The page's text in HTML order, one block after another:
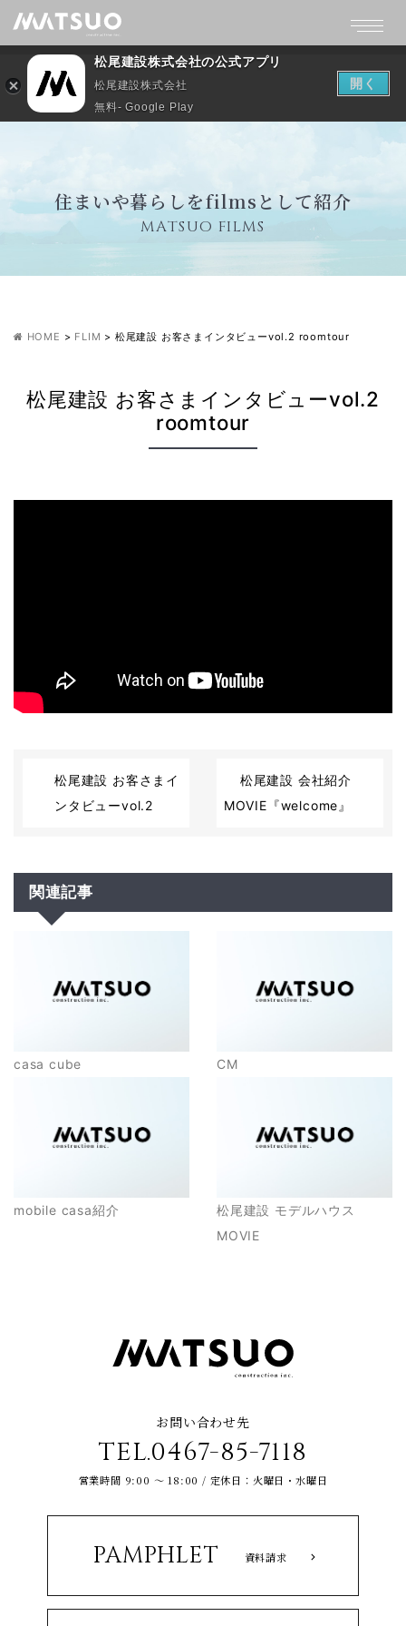
住まいや暮らしをfilmsとして紹介
MATSUO FILMS
HOME > FLIM > 松尾建設 お客さまインタビューvol.2 roomtour
松尾建設 お客さまインタビューvol.2
roomtour
松尾建設 お客さまイ
ンタビューvol.2
松尾建設 会社紹介
MOVIE『welcome』
関連記事
casa cube CM
mobile casa紹介
松尾建設 モデルハウス
MOVIE
お問い合わせ先
TEL.0467-85-7118
営業時間 9:00 ～ 18:00 / 定休日：火曜日・水曜日
PAMPHLET 資料請求
松尾建設株式会社の公式アプリ
松尾建設株式会社
無料- Google Play
開く